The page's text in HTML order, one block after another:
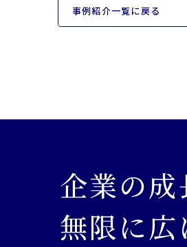
事例紹介一覧に戻る
企業の成
無限に広